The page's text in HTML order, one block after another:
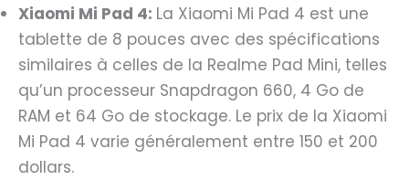
Xiaomi Mi Pad 4: La Xiaomi Mi Pad 4 est une
tablette de 8 pouces avec des spécifications
similaires à celles de la Realme Pad Mini, telles
qu’un processeur Snapdragon 660, 4 Go de
RAM et 64 Go de stockage. Le prix de la Xiaomi
Mi Pad 4 varie généralement entre 150 et 200
dollars.